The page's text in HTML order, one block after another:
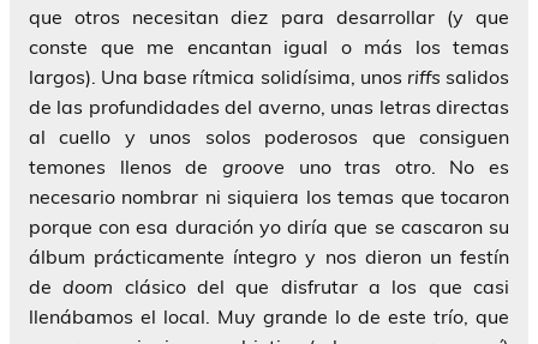
que otros necesitan diez para desarrollar (y que
conste que me encantan igual o más los temas
largos). Una base rítmica solidísima, unos riffs salidos
de las profundidades del averno, unas letras directas
al cuello y unos solos poderosos que consiguen
temones llenos de groove uno tras otro. No es
necesario nombrar ni siquiera los temas que tocaron
porque con esa duración yo diría que se cascaron su
álbum prácticamente íntegro y nos dieron un festín
dedoom clásico del que disfrutar a los que casi
llenábamos el local. Muy grande lo de este trío, que